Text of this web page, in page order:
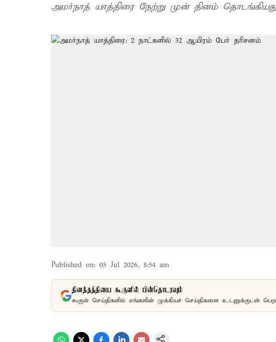
அமர்நாத் யாத்திரை நேற்று முன் தினம்
Published on: 05 Jul 2026, 8:54 am
தினத்தந்தியை கூகுளில் பின்தொடரவும்
கூகுள் செய்திகளில் எங்களின் முக்கியச் செய்திகளை உடனுக்குடன் பெற